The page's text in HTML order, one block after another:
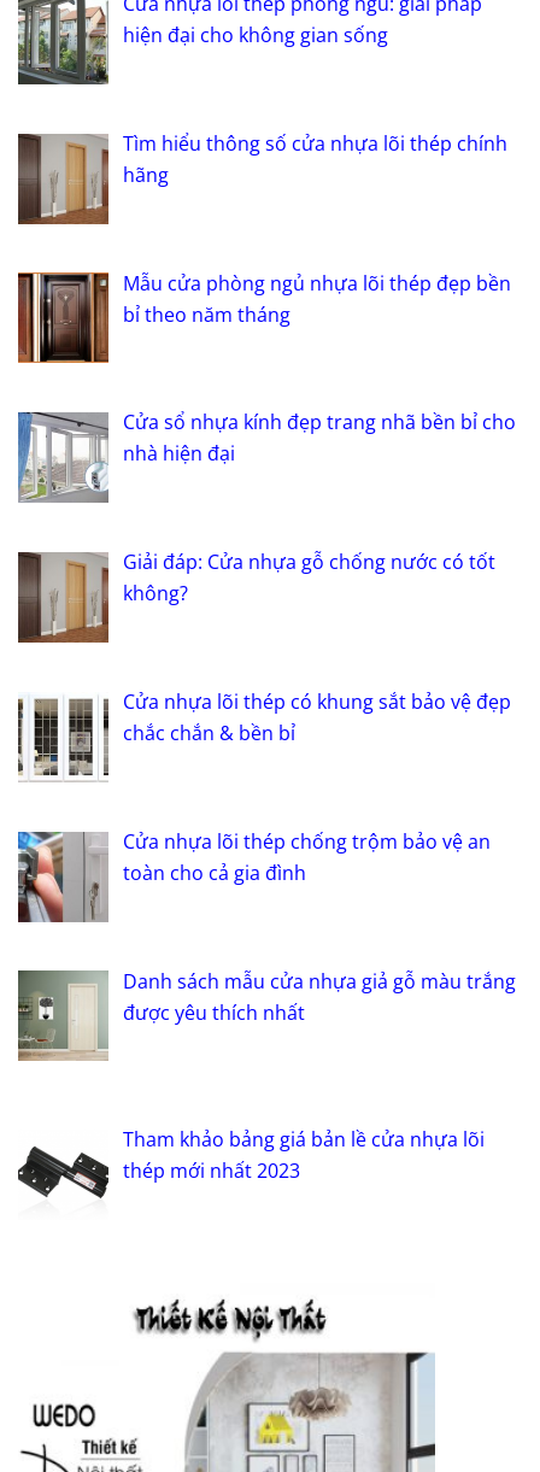
hiện đại cho không gian sống
Tìm hiểu thông số cửa nhựa lõi thép chính
hãng
Mẫu cửa phòng ngủ nhựa lõi thép đẹp bền
bỉ theo năm tháng
Cửa sổ nhựa kính đẹp trang nhã bền bỉ cho
nhà hiện đại
Giải đáp: Cửa nhựa gỗ chống nước có tốt
không?
Cửa nhựa lõi thép có khung sắt bảo vệ đẹp
chắc chắn & bền bỉ
Cửa nhựa lõi thép chống trộm bảo vệ an
toàn cho cả gia đình
Danh sách mẫu cửa nhựa giả gỗ màu trắng
được yêu thích nhất
Tham khảo bảng giá bản lề cửa nhựa lõi
thép mới nhất 2023